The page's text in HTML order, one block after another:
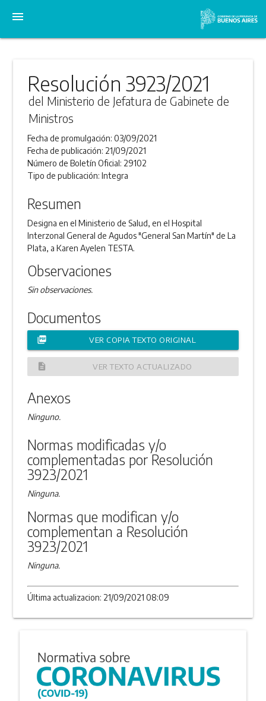
menu
Resolución 3923/2021
del Ministerio de Jefatura de Gabinete de
Ministros
Fecha de promulgación:03/09/2021
Fecha de publicación: 21/09/2021
Número de Boletín Oficial: 29102
Tipo de publicación:Integra
Resumen
Designa en el Ministerio de Salud, en el Hospital
Interzonal General de Agudos "General San Martín" de La
Plata, a Karen Ayelen TESTA.
Observaciones
Sin observaciones.
Documentos
picture_as_pdf VER COPIA TEXTO ORIGINAL
description VER TEXTO ACTUALIZADO
Anexos
Ninguno.
Normas modificadas y/o
complementadas por Resolución
3923/2021
Ninguna.
Normas que modifican y/o
complementan a Resolución
3923/2021
Ninguna.
Última actualizacion: 21/09/2021 08:09